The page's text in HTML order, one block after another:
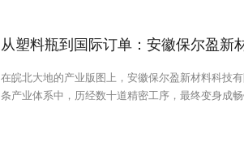
从塑料瓶到国际订单：安徽保尔盈新
在皖北大地的产业版图上，安徽保尔盈新材料科技
条产业体系中，历经数十道精密工序，最终变身成